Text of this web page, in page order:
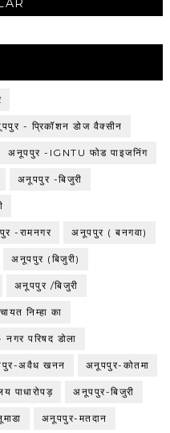
- प्रिकॉशन डोज वैक्सीन
अनूपपुर -IGNTU फोड पाइजनिंग
अनूपपुर -बिजुरी
-रामनगर अनूपपुर ( बनगवा)
अनूपपुर (बिजुरी)
अनूपपुर /बिजुरी
निम्हा का
परिषद डोला
अवैध खनन अनूपपुर-कोतमा
पाधारोपड़ अनूपपुर-बिजुरी
अनूपपुर-मतदान